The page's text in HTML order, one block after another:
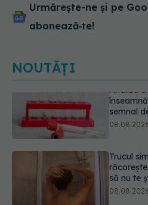
Urmărește-ne și pe
abonează‑te!
NOUTĂȚI
Trucul
să nu te
putea
peste 50